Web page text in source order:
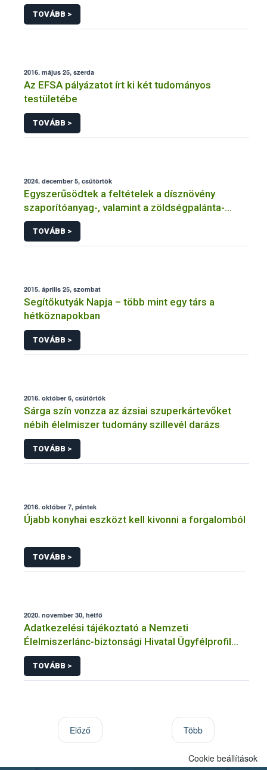
felhasználásakor a jelölési szabályoktól való
eltérés
TOVÁBB >
2016. május 25, szerda
Az EFSA pályázatot írt ki két tudományos
testületébe
TOVÁBB >
2024. december 5, csütörtök
Egyszerűsödtek a feltételek a dísznövény
szaporítóanyag-, valamint a zöldségpalánta-
előállítók és -forgalmazók tevékenységének
bejelentése és engedélyezése kapcsán
TOVÁBB >
2015. április 25, szombat
Segítőkutyák Napja – több mint egy társ a
hétköznapokban
TOVÁBB >
2016. október 6, csütörtök
Sárga szín vonzza az ázsiai szuperkártevőket
nébih élelmiszer tudomány szillevél darázs
TOVÁBB >
2016. október 7, péntek
Újabb konyhai eszközt kell kivonni a forgalomból
TOVÁBB >
2020. november 30, hétfő
Adatkezelési tájékoztató a Nemzeti
Élelmiszerlánc-biztonsági Hivatal Ügyfélprofil
Rendszerben állategészségügy témakörben
közhatalmi eljárásaihoz kapcsolódó
adatkezeléséhez
TOVÁBB >
Előző Több
Cookie beállítások